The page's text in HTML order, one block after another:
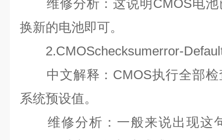
维修分析：这说明 CMOS电
换新的电池即可。
2.CMOSchecksumerror-
中文解释： CMOS执行全部
系统预设值。
维修分析：一般来说出现这